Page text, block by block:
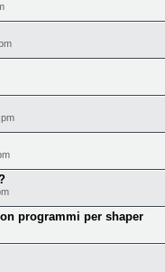
programmi per shaper